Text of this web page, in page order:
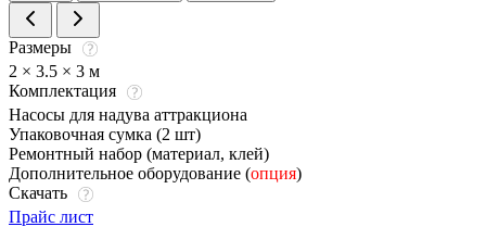
Размеры
2 × 3.5 × 3 м
Комплектация
Насосы для надува аттракциона
Упаковочная сумка (2 шт)
Ремонтный набор (материал, клей)
Дополнительное оборудование (опция)
Скачать
Прайс лист